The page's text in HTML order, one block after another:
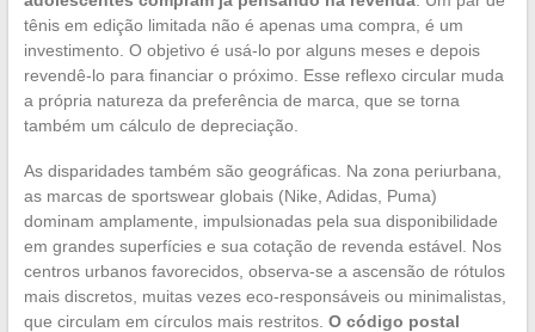
tênis em edição limitada não é apenas uma compra, é um
investimento. O objetivo é usá-lo por alguns meses e depois
revendê-lo para financiar o próximo. Esse reflexo circular muda
a própria natureza da preferência de marca, que se torna
também um cálculo de depreciação.
As disparidades também são geográficas. Na zona periurbana,
as marcas de sportswear globais (Nike, Adidas, Puma)
dominam amplamente, impulsionadas pela sua disponibilidade
em grandes superfícies e sua cotação de revenda estável. Nos
centros urbanos favorecidos, observa-se a ascensão de rótulos
mais discretos, muitas vezes eco-responsáveis ou minimalistas,
que circulam em círculos mais restritos. O código postal